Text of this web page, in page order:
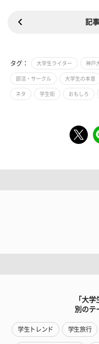
記
タグ： 大学生ライター 神戸
部活・サークル 大学生の本音
ネタ 学生街 おもしろ
「大
別のテ
学生トレンド 学生旅行